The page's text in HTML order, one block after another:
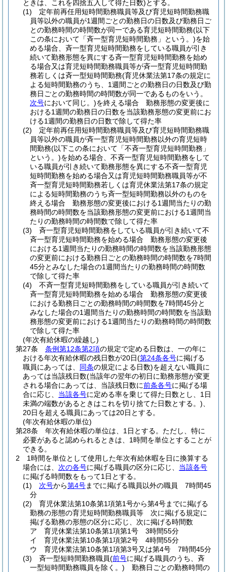
ときは、これを四捨五入して得た日数)とする。
(1)
定年前再任用短時間勤務職員等及び育児短時間勤務職
員等以外の職員が1週間ごとの勤務日の日数及び勤務日ご
との勤務時間の時間数が同一である育児短時間勤務(以下
この条において「斉一型育児短時間勤務」という。)を始
める場合、斉一型育児短時間勤務をしている職員が引き
続いて勤務形態を異にする斉一型育児短時間勤務を始め
る場合又は育児短時間勤務職員等が斉一型育児短時間勤
務若しくは斉一型短時間勤務(育児休業法第17条の規定に
よる短時間勤務のうち、1週間ごとの勤務日の日数及び勤
務日ごとの勤務時間の時間数が同一であるものをいう。
次号において同じ。)を終える場合 勤務形態の変更後に
おける1週間の勤務日の日数を当該勤務形態の変更前にお
ける1週間の勤務日の日数で除して得た率
(2)
定年前再任用短時間勤務職員等及び育児短時間勤務職
員等以外の職員が斉一型育児短時間勤務以外の育児短時
間勤務(以下この条において「不斉一型育児短時間勤務」
という。)を始める場合、不斉一型育児短時間勤務をして
いる職員が引き続いて勤務形態を異にする不斉一型育児
短時間勤務を始める場合又は育児短時間勤務職員等が不
斉一型育児短時間勤務若しくは育児休業法第17条の規定
による短時間勤務のうち斉一型短時間勤務以外のものを
終える場合 勤務形態の変更後における1週間当たりの勤
務時間の時間数を当該勤務形態の変更前における1週間当
たりの勤務時間の時間数で除して得た率
(3)
斉一型育児短時間勤務をしている職員が引き続いて不
斉一型育児短時間勤務を始める場合 勤務形態の変更後
における1週間当たりの勤務時間の時間数を当該勤務形態
の変更前における勤務日ごとの勤務時間の時間数を7時間
45分とみなした場合の1週間当たりの勤務時間の時間数
で除して得た率
(4)
不斉一型育児短時間勤務をしている職員が引き続いて
斉一型育児短時間勤務を始める場合 勤務形態の変更後
における勤務日ごとの勤務時間の時間数を7時間45分と
みなした場合の1週間当たりの勤務時間の時間数を当該勤
務形態の変更前における1週間当たりの勤務時間の時間数
で除して得た率
(年次有給休暇の繰越し)
第27条
条例第12条第2項の規定で定める日数は、一の年に
おける年次有給休暇の残日数が20日(第24条各号に掲げる
職員にあっては、 同条の規定による日数)を超えない職員に
あっては当該残日数(当該年の翌年の初日に勤務形態が変更
される場合にあっては、当該残日数に前条各号に掲げる場
合に応じ、 当該各号に定める率を乗じて得た日数とし、1日
未満の端数があるときはこれを切り捨てた日数とする。)
20日を超える職員にあっては20日とする。
(年次有給休暇の単位)
第28条
年次有給休暇の単位は、1日とする。 ただし、特に
必要があると認められるときは、1時間を単位とすることが
できる。
2
1時間を単位として使用した年次有給休暇を日に換算する
場合には、 次の各号に掲げる職員の区分に応じ、 当該各号
に掲げる時間数をもって1日とする。
(1)
次号から第4号までに掲げる職員以外の職員 7時間45
分
(2)
育児休業法第10条第1項第1号から第4号までに掲げる
勤務の形態の育児短時間勤務職員等 次に掲げる規定に
掲げる勤務の形態の区分に応じ、次に掲げる時間数
ア
育児休業法第10条第1項第1号 3時間55分
イ
育児休業法第10条第1項第2号 4時間55分
ウ
育児休業法第10条第1項第3号又は第4号 7時間45分
(3)
斉一型短時間勤務職員(前号に掲げる職員のうち、斉
一型短時間勤務職員を除く。) 勤務日ごとの勤務時間の